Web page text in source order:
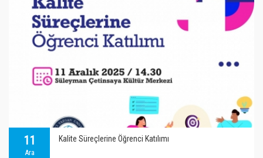
11
Ara
Kalite Süreçlerine Öğrenci Katılımı